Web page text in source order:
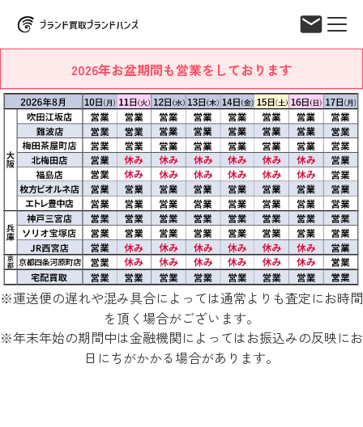
2026年お盆期間も営業をしております
※運送便の遅れや混み具合によっては通常よりも査定にお時間
を頂く場合がございます。
※年末年始の期間中は金融機関によってはお振込みの反映にお
日にちがかかる場合があります。